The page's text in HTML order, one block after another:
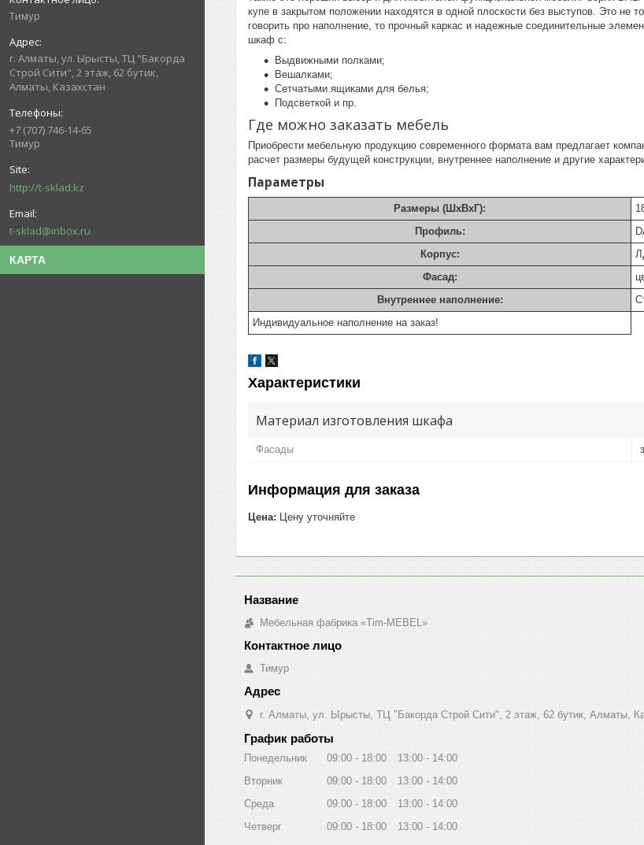
Тимур
г. Алматы, ул. Ырысты, ТЦ "Бакорда
Строй Сити", 2 этаж, 62 бутик,
Алматы, Казахстан
+7 (707) 746-14-65
Тимур
http://t-sklad.kz
t-sklad@inbox.ru
КАРТА
купе в закрытом положении находятся в одной плоскости без выступов. Это не
говорить про наполнение, то прочный каркас и надежные соединительные
шкаф с:
Выдвижными полками;
Вешалками;
Сетчатыми ящиками для белья;
Подсветкой и пр.
Где можно заказать мебель
Приобрести мебельную продукцию современного формата вам предлагает
расчет размеры будущей конструкции, внутреннее наполнение и другие
Параметры
Размеры (ШхВхГ):
Профиль:
Корпус:
Фасад:
Внутреннее наполнение:
Индивидуальное наполнение на заказ!
Характеристики
Материал изготовления шкафа
Фасады
Информация для заказа
Цена: Цену уточняйте
Мебельная фабрика «Tim-MEBEL»
Тимур
г. Алматы, ул. Ырысты, ТЦ "Бакорда Строй Сити", 2 этаж, 62 бутик, Алматы,
График работы
Понедельник 09:00 18:00 13:00
14:00
Вторник
09:00 18:00 13:00
14:00
Среда
09:00 18:00 13:00
14:00
Четверг
09:00 18:00 13:00
14:00